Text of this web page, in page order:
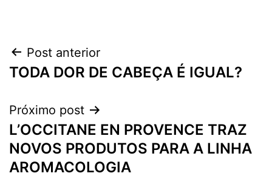
Navegação
de
Post
Post anterior
TODA DOR DE CABEÇA É IGUAL?
Próximo post
L’OCCITANE EN PROVENCE TRAZ
NOVOS PRODUTOS PARA A LINHA
AROMACOLOGIA